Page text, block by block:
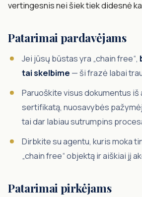
vertingesnis nei šiek tiek didesnė
Patarimai pardavėjams
Jei jūsų būstas yra „chain free“,
tai skelbime — ši frazė labai
Paruoškite visus dokumentus iš
sertifikatą, nuosavybės
tai dar labiau sutrumpins
Dirbkite su agentu, kuris moka
„chain free“ objektą ir aiškiai jį
Patarimai pirkėjams